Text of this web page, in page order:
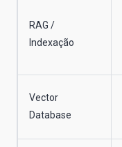
RAG /
Indexação
Vector
Database